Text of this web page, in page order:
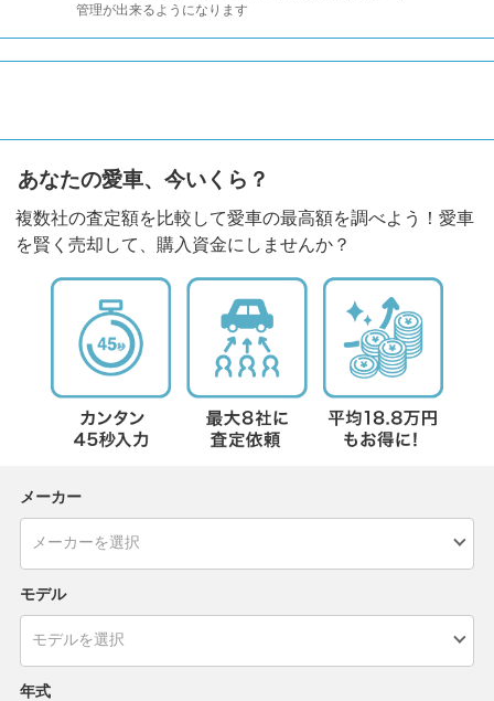
管理が出来るようになります
あなたの愛車、今いくら？
複数社の査定額を比較して愛車の最高額を調べよう！愛車
を賢く売却して、購入資金にしませんか？
メーカー
モデル
年式